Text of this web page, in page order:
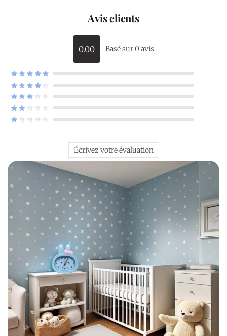
Avis clients
0.00 Basé sur 0 avis
Écrivez votre évaluation